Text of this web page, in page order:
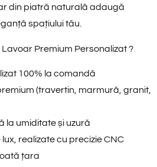
din piatră naturală adaugă
spațiului tău.
Premium Personalizat ?
100% la comandă
(travertin, marmură, granit,
la umiditate și uzură
realizate cu precizie CNC
țara